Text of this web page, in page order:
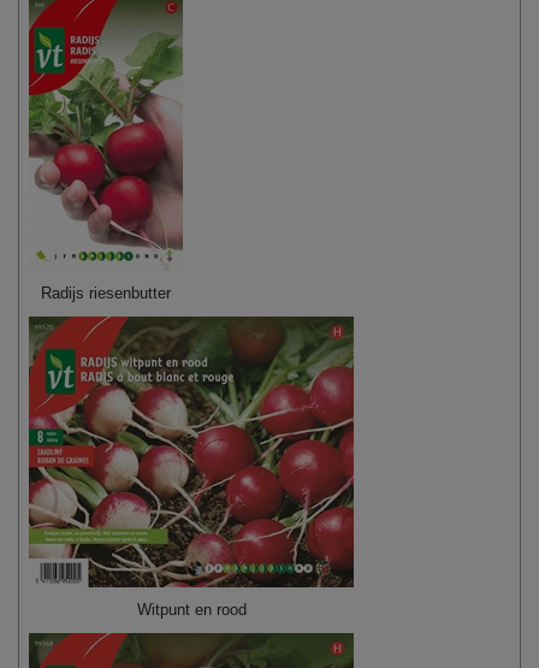
Radijs riesenbutter
Witpunt en rood